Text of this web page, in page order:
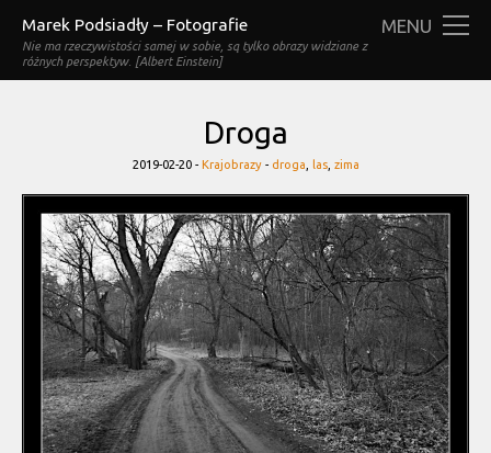
Marek Podsiadły – Fotografie
Nie ma rzeczywistości samej w sobie, są tylko obrazy widziane z
różnych perspektyw. [Albert Einstein]
MENU
Droga
2019-02-20 - Categories
Krajobrazy- Tags
droga las, zima